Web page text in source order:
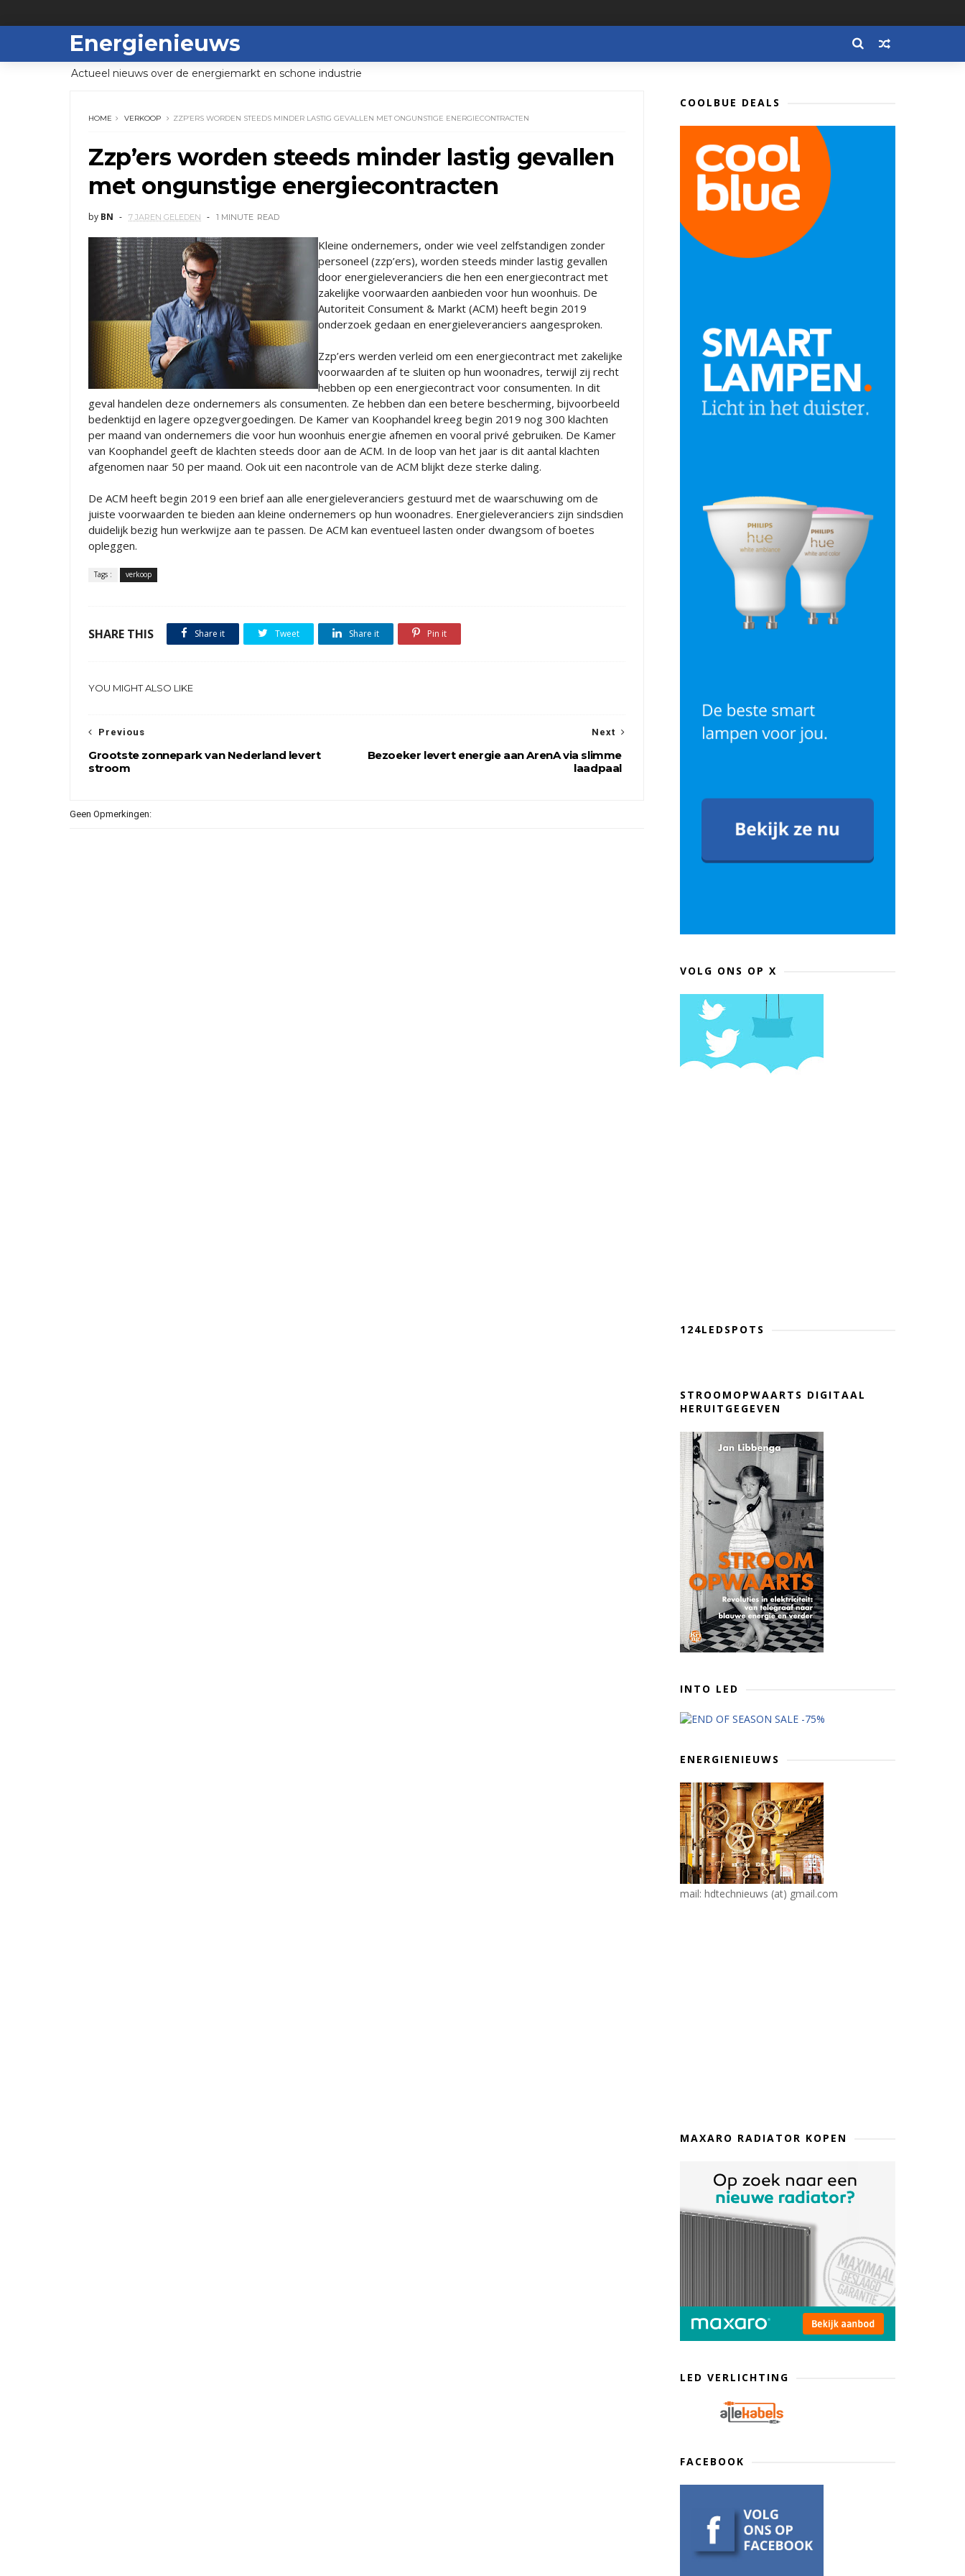
Energienieuws
Actueel nieuws over de energiemarkt en schone industrie
HOME VERKOOP ZZP’ERS WORDEN STEEDS MINDER LASTIG GEVALLEN MET ONGUNSTIGE ENERGIECONTRACTEN
Zzp’ers worden steeds minder lastig gevallen
met ongunstige energiecontracten
by BN 7 JAREN GELEDEN 1 MINUTE READ
Kleine ondernemers, onder wie veel zelfstandigen zonder
personeel (zzp’ers), worden steeds minder lastig gevallen
door energieleveranciers die hen een energiecontract met
zakelijke voorwaarden aanbieden voor hun woonhuis. De
Autoriteit Consument & Markt (ACM) heeft begin 2019
onderzoek gedaan en energieleveranciers aangesproken.
Zzp’ers werden verleid om een energiecontract met zakelijke
voorwaarden af te sluiten op hun woonadres, terwijl zij recht
hebben op een energiecontract voor consumenten. In dit
geval handelen deze ondernemers als consumenten. Ze hebben dan een betere bescherming, bijvoorbeeld
bedenktijd en lagere opzegvergoedingen. De Kamer van Koophandel kreeg begin 2019 nog 300 klachten
per maand van ondernemers die voor hun woonhuis energie afnemen en vooral privé gebruiken. De Kamer
van Koophandel geeft de klachten steeds door aan de ACM. In de loop van het jaar is dit aantal klachten
afgenomen naar 50 per maand. Ook uit een nacontrole van de ACM blijkt deze sterke daling.
De ACM heeft begin 2019 een brief aan alle energieleveranciers gestuurd met de waarschuwing om de
juiste voorwaarden te bieden aan kleine ondernemers op hun woonadres. Energieleveranciers zijn sindsdien
duidelijk bezig hun werkwijze aan te passen. De ACM kan eventueel lasten onder dwangsom of boetes
opleggen.
Tags : verkoop
SHARE THIS Share it Tweet Share it Pin it
YOU MIGHT ALSO LIKE
Next
Bezoeker levert energie aan ArenA via slimme
laadpaal
Previous
Grootste zonnepark van Nederland levert
stroom
Geen Opmerkingen:
COOLBUE DEALS
VOLG ONS OP X
124LEDSPOTS
STROOMOPWAARTS DIGITAAL
HERUITGEGEVEN
INTO LED
ENERGIENIEUWS
mail: hdtechnieuws (at) gmail.com
MAXARO RADIATOR KOPEN
LED VERLICHTING
FACEBOOK